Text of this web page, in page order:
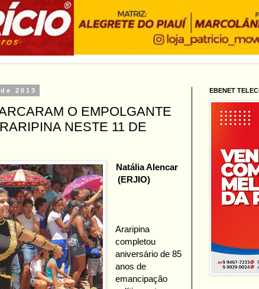
2013
O EMPOLGANTE
NESTE 11 DE
Natália Alencar
(ERJIO)
Araripina
completou
aniversário de 85
anos de
emancipação
EBENET